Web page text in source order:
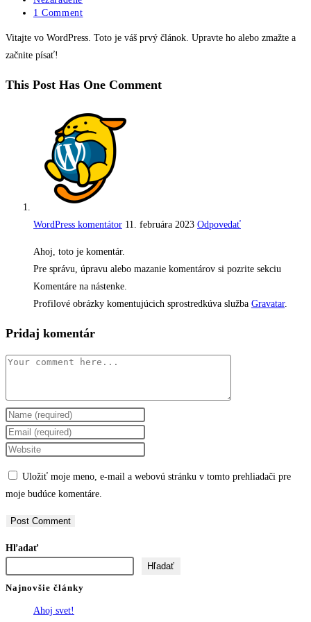
category:
Post
1 Comment
Vitajte vo WordPress. Toto je váš prvý článok. Upravte ho alebo zmažte a
začnite písať!
This Post Has One Comment
WordPress komentátor 11. februára 2023 Odpovedať
Ahoj, toto je komentár.
Pre správu, úpravu alebo mazanie komentárov si pozrite sekciu
Komentáre na nástenke.
Profilové obrázky komentujúcich sprostredkúva služba Gravatar.
Pridaj komentár
Comment
Enter
your
name
comment
Enter
your
comment
Enter
URL
(optional)
Uložiť moje meno, e-mail a webovú stránku v tomto prehliadači pre
moje budúce komentáre.
Hľadať
Hľadať
Najnovšie články
Ahoj svet!